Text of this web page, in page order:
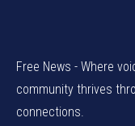
Free News - Where
community thrives
connections.